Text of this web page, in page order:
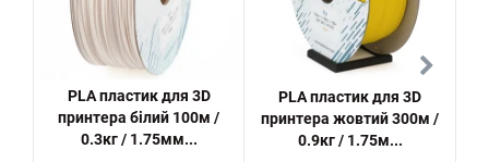
PLA пластик для 3D
принтера білий 100м /
0.3кг / 1.75мм...
PLA пластик для 3D
принтера жовтий 300м /
0.9кг / 1.75м...